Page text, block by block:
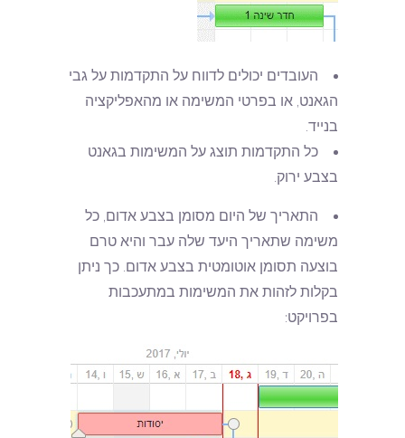
העובדים יכולים לדווח על התקדמות על גבי
הגאנט, או בפרטי המשימה או מהאפליקציה
בנייד.
כל התקדמות תוצג על המשימות בגאנט
בצבע ירוק.
התאריך של היום מסומן בצבע אדום, כל
משימה שתאריך היעד שלה עבר והיא טרם
בוצעה תסומן אוטומטית בצבע אדום. כך ניתן
בקלות לזהות את המשימות במתעכבות
בפרויקט: